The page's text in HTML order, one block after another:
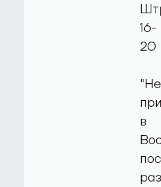
16-
20
в